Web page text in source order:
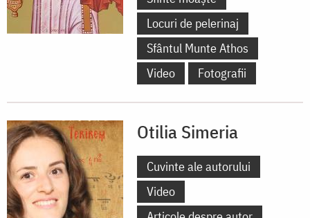
Locuri de pelerinaj
Sfântul Munte Athos
Video
Fotografii
Otilia Simeria
Cuvinte ale autorului
Video